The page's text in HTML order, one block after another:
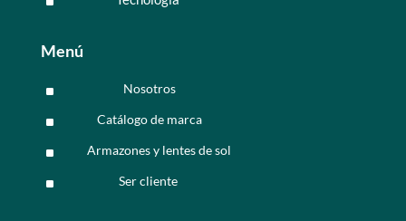
Menú
^ Nosotros
^ Catálogo de marca
^ Armazones y lentes de sol
^ Ser cliente